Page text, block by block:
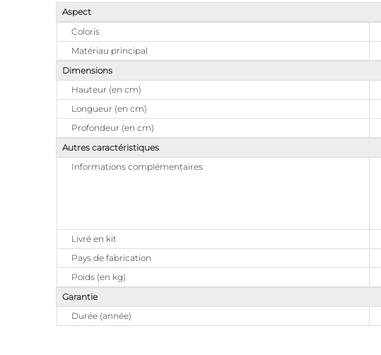
Aspect
Coloris
Matériau principal
Dimensions
Hauteur (en cm)
Longueur (en cm)
Profondeur (en cm)
Autres caractéristiques
Informations complémentaires
Livré en kit
Pays de fabrication
Poids (en kg)
Garantie
Durée (année)